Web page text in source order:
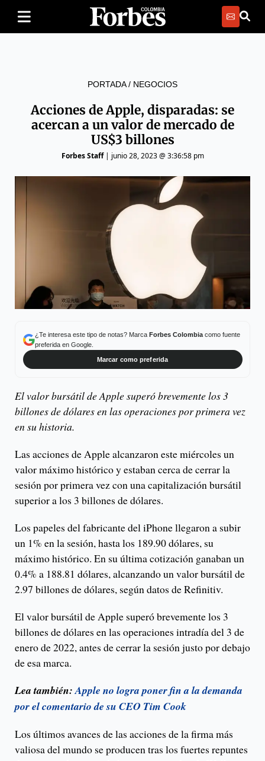
PORTADA/ NEGOCIOS
Acciones de Apple, disparadas: se
acercan a un valor de mercado de
US$3 billones
Forbes Staff| junio 28, 2023 @ 3:36:58 pm
¿Te interesa este tipo de notas? Marca Forbes Colombiacomo fuente
preferida en Google.
Marcar como preferida
El valor bursátil de Apple superó brevemente los 3
billones de dólares en las operaciones por primera vez
en su historia.
Las acciones de Apple alcanzaron este miércoles un
valor máximo histórico y estaban cerca de cerrar la
sesión por primera vez con una capitalización bursátil
superior a los 3 billones de dólares.
Los papeles del fabricante del iPhone llegaron a subir
un 1% en la sesión, hasta los 189.90 dólares, su
máximo histórico. En su última cotización ganaban un
0.4% a 188.81 dólares, alcanzando un valor bursátil de
2.97 billones de dólares, según datos de Refinitiv.
El valor bursátil de Apple superó brevemente los 3
billones de dólares en las operaciones intradía del 3 de
enero de 2022, antes de cerrar la sesión justo por debajo
de esa marca.
Lea también:Apple no logra poner fin a la demanda
por el comentario de su CEO Tim Cook
Los últimos avances de las acciones de la firma más
valiosa del mundo se producen tras los fuertes repuntes